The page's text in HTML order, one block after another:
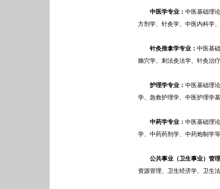
中医学专业： 中医基础理
方剂学、针灸学、中医内科学
针灸推拿学专业： 中医基
腧穴学、刺法灸法学、针灸治
护理学专业： 中医基础理
学、急救护理学、中医护理学
中药学专业： 中医基础理
学、中药药剂学、中药炮制学
公共事业（卫生事业）管
资源管理、卫生经济学、卫生